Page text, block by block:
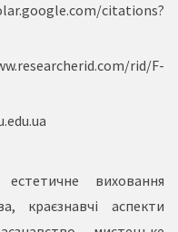
citations?
rid/F-
естетичне виховання
краєзнавчі аспекти